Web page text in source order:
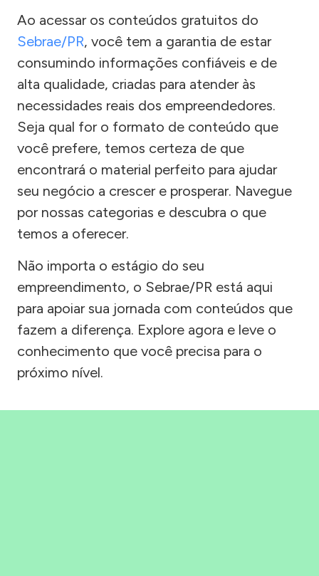
Ao acessar os conteúdos gratuitos do
Sebrae/PR, você tem a garantia de estar
consumindo informações confiáveis e de
alta qualidade, criadas para atender às
necessidades reais dos empreendedores.
Seja qual for o formato de conteúdo que
você prefere, temos certeza de que
encontrará o material perfeito para ajudar
seu negócio a crescer e prosperar. Navegue
por nossas categorias e descubra o que
temos a oferecer.
Não importa o estágio do seu
empreendimento, o Sebrae/PR está aqui
para apoiar sua jornada com conteúdos que
fazem a diferença. Explore agora e leve o
conhecimento que você precisa para o
próximo nível.